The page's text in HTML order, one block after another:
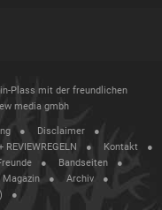
Plass mit der freundlichen
media gmbh
Disclaimer
Kontakt
Bandseiten
Archiv